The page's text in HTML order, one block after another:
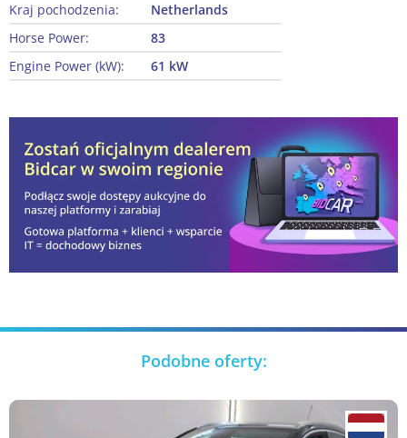
Kraj pochodzenia:
Netherlands
Horse Power:
83
Engine Power (kW):
61 kW
Podobne oferty: